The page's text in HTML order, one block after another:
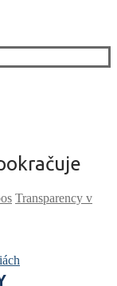
Transparency v